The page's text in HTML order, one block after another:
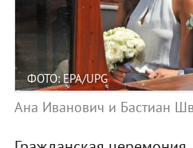
ФОТО: EPA/UPG
Ана Иванович и Бастиан